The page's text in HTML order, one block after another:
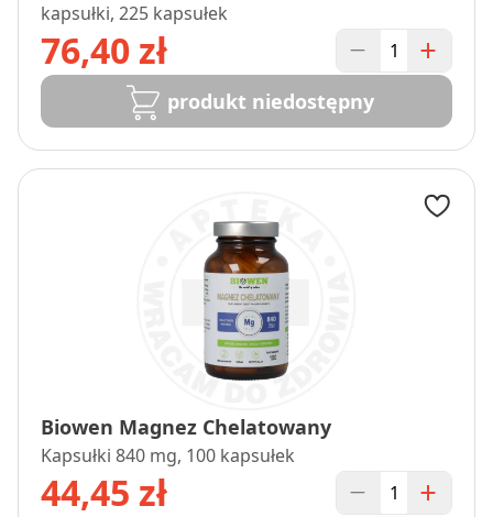
kapsułki, 225 kapsułek
76,40 zł
produkt niedostępny
Biowen Magnez Chelatowany
Kapsułki 840 mg, 100 kapsułek
44,45 zł